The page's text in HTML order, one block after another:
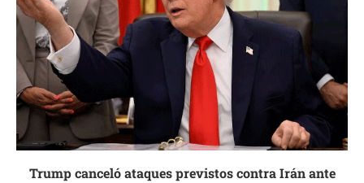
Trump canceló ataques previstos contra Irán ante